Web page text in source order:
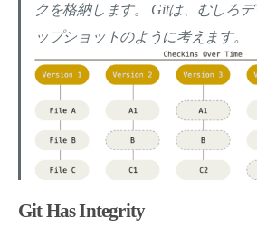
クを格納します。 Gitは、むしろ
ップショットのように考えます。
Git Has Integrity